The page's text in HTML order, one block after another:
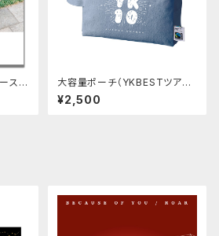
ス
大容量ポーチ（YKBESTツア
ー）
¥2,500